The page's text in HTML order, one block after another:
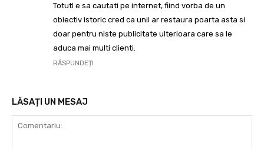
Totutl e sa cautati pe internet, fiind vorba de un
obiectiv istoric cred ca unii ar restaura poarta asta si
doar pentru niste publicitate ulterioara care sa le
aduca mai multi clienti.
RĂSPUNDEȚI
LĂSAȚI UN MESAJ